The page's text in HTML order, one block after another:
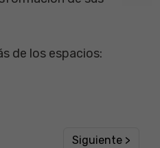
de los espacios:
Siguiente >